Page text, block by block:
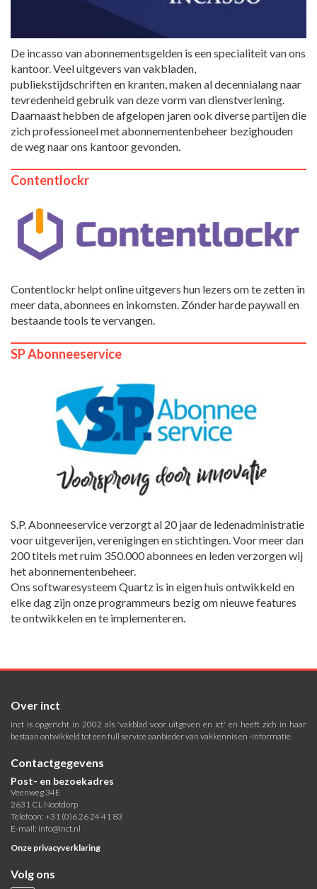
De incasso van abonnementsgelden is een specialiteit van ons
kantoor. Veel uitgevers van vakbladen,
publiekstijdschriften en kranten, maken al decennialang naar
tevredenheid gebruik van deze vorm van dienstverlening.
Daarnaast hebben de afgelopen jaren ook diverse partijen die
zich professioneel met abonnementenbeheer bezighouden
de weg naar ons kantoor gevonden.
Contentlockr
Contentlockr helpt online uitgevers hun lezers om te zetten in
meer data, abonnees en inkomsten. Zónder harde paywall en
bestaande tools te vervangen.
SP Abonneeservice
S.P. Abonneeservice verzorgt al 20 jaar de ledenadministratie
voor uitgeverijen, verenigingen en stichtingen. Voor meer dan
200 titels met ruim 350.000 abonnees en leden verzorgen wij
het abonnementenbeheer.
Ons softwaresysteem Quartz is in eigen huis ontwikkeld en
elke dag zijn onze programmeurs bezig om nieuwe features
te ontwikkelen en te implementeren.
Over inct
inct is opgericht in 2002 als 'vakblad voor uitgeven en ict' en heeft zich in haar
bestaan ontwikkeld tot een full service aanbieder van vakkennis en -informatie.
Contactgegevens
Post- en bezoekadres
Veenweg 34E
2631 CL Nootdorp
Telefoon: +31 (0)6 26 24 41 83
E-mail: info@inct.nl
Onze privacyverklaring
Volg ons